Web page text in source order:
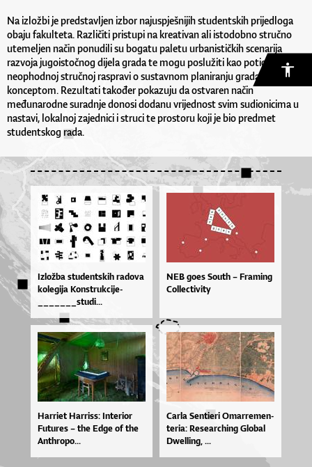
Na izložbi je predstavljen izbor najuspješnijih studentskih prijedloga
obaju fakulteta. Različiti pristupi na kreativan ali istodobno stručno
utemeljen način ponudili su bogatu paletu urbanističkih scenarija
razvoja jugoistočnog dijela grada te mogu poslužiti kao poticaj
neophodnoj stručnoj raspravi o sustavnom planiranju grada s
konceptom. Rezultati također pokazuju da ostvaren način
međunarodne suradnje donosi dodanu vrijednost svim sudionicima u
nastavi, lokalnoj zajednici i struci te prostoru koji je bio predmet
studentskog rada.
Izlož­ba stu­den­tskih ra­do­va
ko­le­gi­ja Kon­str­uk­ci­je­
_______stu­di...
NEB goes South – Framing
Collectivity
Har­ri­et Har­ris­s: In­te­ri­or
Fu­tu­res – the Ed­ge of the
An­thro­po...
Car­la Sen­ti­e­ri Omar­re­men­
te­ri­a: Re­se­ar­chi­ng Glo­bal
Dwel­li­ng, ...